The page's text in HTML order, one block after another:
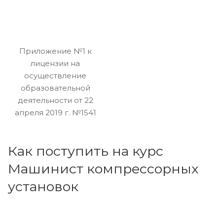
Приложение №1 к
лицензии на
осуществление
образовательной
деятельности от 22
апреля 2019 г. №1541
Как поступить на курс
Машинист компрессорных
установок